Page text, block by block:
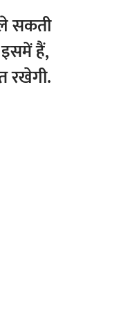
सकती
हैं,
रखेगी.